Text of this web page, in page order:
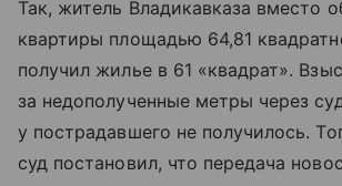
Так, житель Владикавказа вместо
квартиры площадью 64,81
получил жилье в 61 «квадрат».
за недополученные метры через
у пострадавшего не получилось.
суд постановил, что передача